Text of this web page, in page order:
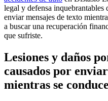
legal y defensa inquebrantables
enviar mensajes de texto
a buscar una recuperación
que sufriste.
Lesiones y daños
causados por
mientras se conduce